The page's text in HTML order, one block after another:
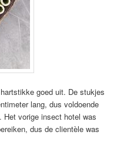
goed uit. De stukjes
lang, dus voldoende
Het vorige insect hotel was
dus de clientèle was